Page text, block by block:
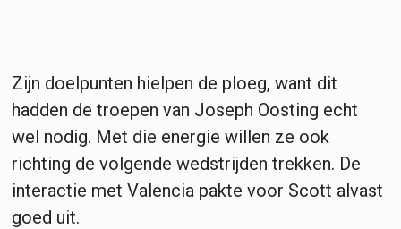
Zijn doelpunten hielpen de ploeg, want dit
hadden de troepen van Joseph Oosting echt
wel nodig. Met die energie willen ze ook
richting de volgende wedstrijden trekken. De
interactie met Valencia pakte voor Scott alvast
goed uit.